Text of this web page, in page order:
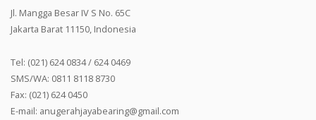
Jl. Mangga Besar IV S No. 65C
Jakarta Barat 11150, Indonesia
Tel: (021) 624 0834 / 624 0469
SMS/WA: 0811 8118 8730
Fax: (021) 624 0450
E-mail: anugerahjayabearing@gmail.com